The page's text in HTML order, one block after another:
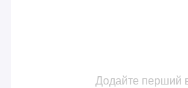
Додайте перший